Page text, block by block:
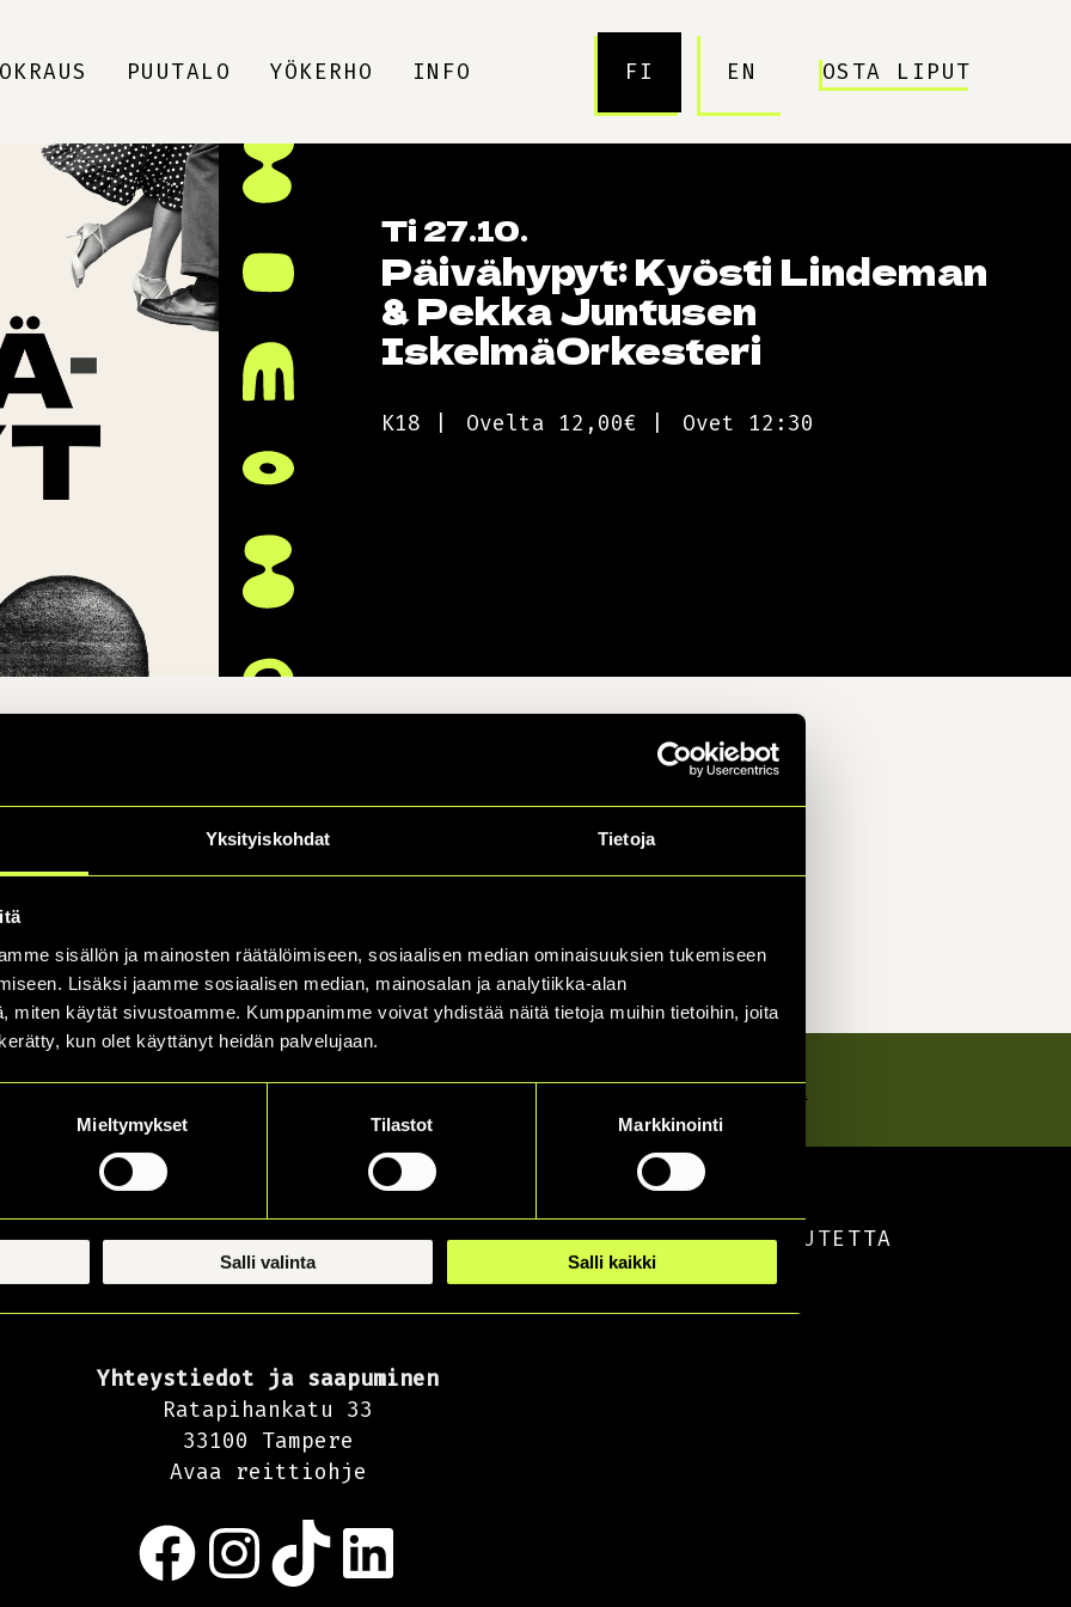
Yksityiskohdat Tietoja
sisällön ja mainosten räätälöimiseen, sosiaalisen median ominaisuuksien tukemiseen
Lisäksi jaamme sosiaalisen median, mainosalan ja analytiikka-alan
miten käytät sivustoamme. Kumppanimme voivat yhdistää näitä tietoja muihin tietoihin, joita
kun olet käyttänyt heidän palvelujaan.
Mieltymykset Tilastot Markkinointi
Salli valinta Salli kaikki
PUUTALO YÖKERHO INFO FI EN OSTA LIPUT
Ti 27.10.
Päivähypyt: Kyösti Lindeman
& Pekka Juntusen
IskelmäOrkesteri
K18 Ovelta 12,00€ Ovet 12:30
tanssia klo 13–15.45. Liput 12,00€, tervetuloa!
noudatetaan turvallisemman tilan periaatteita.Lue lisää
YHTEYSTIEDOT TILAA UUTISKIRJE ANNA PALAUTETTA
Yhteystiedot ja saapuminen
Ratapihankatu 33
33100 Tampere
Avaa reittiohje
FacebookInstagram
TikTokLinkedIn